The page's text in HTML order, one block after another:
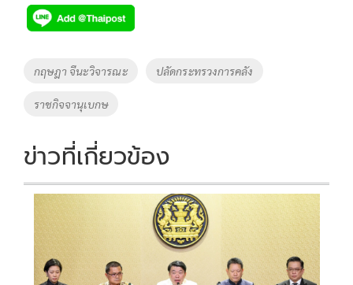
e
b
o
o
k
tt
er
p
y
Li
Tags
กฤษฎา จีนะวิจารณะ ปลัดกระทรวงการคลัง
ราชกิจจานุเบกษ
ข่าวที่เกี่ยวข้อง